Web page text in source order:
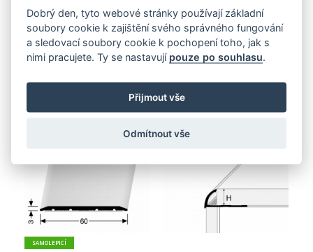
PŘIDAT DO KOŠÍKU
Nejnovější produkty
SAMOLEPICÍ
Dobrý den, tyto webové stránky používají základní
soubory cookie k zajištění svého správného fungování
a sledovací soubory cookie k pochopení toho, jak s
nimi pracujete. Ty se nastavují pouze po souhlasu
Přijmout vše
Odmítnout vše